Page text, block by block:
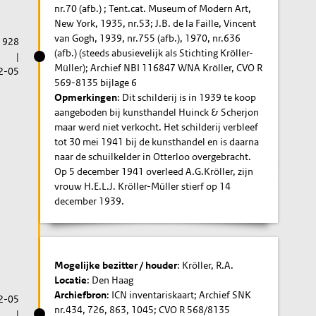
|
05
nr.70 (afb.) ; Tent.cat. Museum of Modern Art,
New York, 1935, nr.53; J.B. de la Faille, Vincent
van Gogh, 1939, nr.755 (afb.), 1970, nr.636
(afb.) (steeds abusievelijk als Stichting Kröller-
Müller); Archief NBI 116847 WNA Kröller, CVO R
569-8135 bijlage 6
Opmerkingen: Dit schilderij is in 1939 te koop
aangeboden bij kunsthandel Huinck & Scherjon
maar werd niet verkocht. Het schilderij verbleef
tot 30 mei 1941 bij de kunsthandel en is daarna
naar de schuilkelder in Otterloo overgebracht.
Op 5 december 1941 overleed A.G.Kröller, zijn
vrouw H.E.L.J. Kröller-Müller stierf op 14
december 1939.
05
|
Mogelijke bezitter / houder: Kröller, R.A.
Locatie: Den Haag
Archiefbron: ICN inventariskaart; Archief SNK
nr.434, 726, 863, 1045; CVO R 568/8135